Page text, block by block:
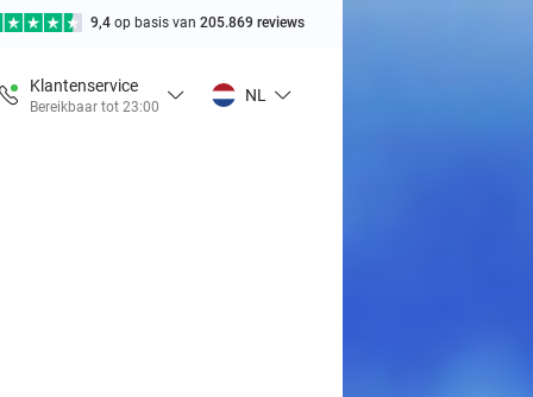
9,4 op basis van 205.869 reviews
Klantenservice
Bereikbaar tot 23:00
NL